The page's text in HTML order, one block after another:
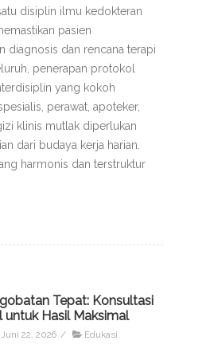
disiplin ilmu kedokteran
pasien
diagnosis dan rencana terapi
penerapan protokol
yang kokoh
perawat, apoteker,
klinis mutlak diperlukan
dari budaya kerja harian.
harmonis dan terstruktur
Tepat: Konsultasi
untuk Hasil Maksimal
Juni 22, 2026 / Edukasi,